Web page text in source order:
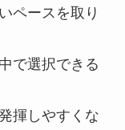
ペースを取り
で選択できる
揮しやすくな